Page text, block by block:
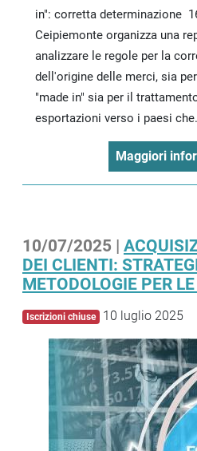
in": corretta determinazione
Ceipiemonte organizza una
analizzare le regole per la
dell'origine delle merci, sia
"made in" sia per il
esportazioni verso i paesi
Maggiori
10/07/2025 |
DEI CLIENTI:
METODOLOGIE PER
Iscrizioni chiuse 10 luglio 2025